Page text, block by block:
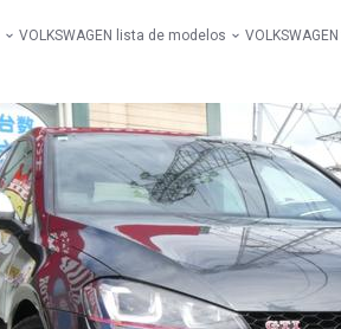
VOLKSWAGEN lista de modelos